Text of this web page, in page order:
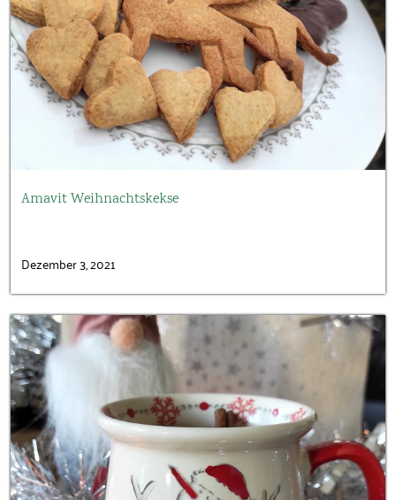
Amavit Weihnachtskekse
Dezember 3, 2021